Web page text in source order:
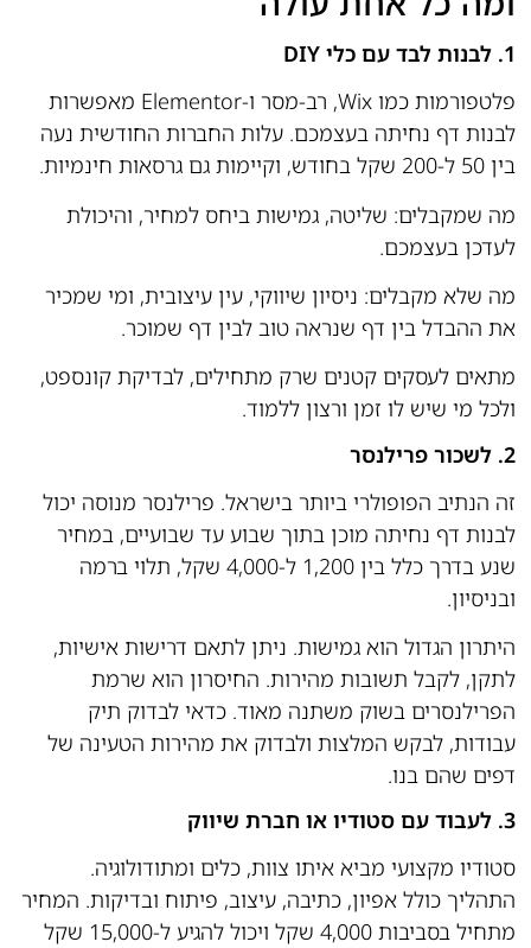
1. לבנות לבד עם כלי DIY
פלטפורמות כמו Wix, רב-מסר ו-Elementor מאפשרות
לבנות דף נחיתה בעצמכם. עלות החברות החודשית נעה
בין 50 ל-200 שקל בחודש, וקיימות גם גרסאות חינמיות.
מה שמקבלים: שליטה, גמישות ביחס למחיר, והיכולת
לעדכן בעצמכם.
מה שלא מקבלים: ניסיון שיווקי, עין עיצובית, ומי שמכיר
את ההבדל בין דף שנראה טוב לבין דף שמוכר.
מתאים לעסקים קטנים שרק מתחילים, לבדיקת קונספט,
ולכל מי שיש לו זמן ורצון ללמוד.
2. לשכור פרילנסר
זה הנתיב הפופולרי ביותר בישראל. פרילנסר מנוסה יכול
לבנות דף נחיתה מוכן בתוך שבוע עד שבועיים, במחיר
שנע בדרך כלל בין 1,200 ל-4,000 שקל, תלוי ברמה
ובניסיון.
היתרון הגדול הוא גמישות. ניתן לתאם דרישות אישיות,
לתקן, לקבל תשובות מהירות. החיסרון הוא שרמת
הפרילנסרים בשוק משתנה מאוד. כדאי לבדוק תיק
עבודות, לבקש המלצות ולבדוק את מהירות הטעינה של
דפים שהם בנו.
3. לעבוד עם סטודיו או חברת שיווק
סטודיו מקצועי מביא איתו צוות, כלים ומתודולוגיה.
התהליך כולל אפיון, כתיבה, עיצוב, פיתוח ובדיקות. המחיר
מתחיל בסביבות 4,000 שקל ויכול להגיע ל-15,000 שקל